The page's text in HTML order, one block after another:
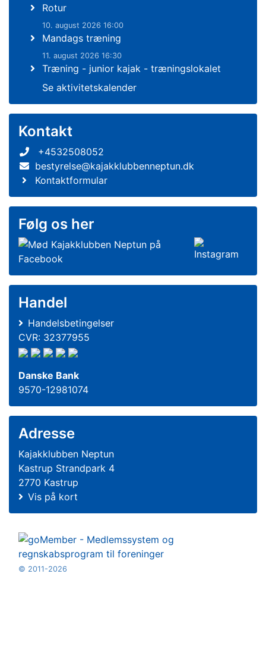
Rotur
10. august 2026 16:00
Mandags træning
11. august 2026 16:30
Træning - junior kajak - træningslokalet
Se aktivitetskalender
Kontakt
+4532508052
bestyrelse@kajakklubbenneptun.dk
Kontaktformular
Følg os her
Handel
Handelsbetingelser
CVR: 32377955
Danske Bank
9570-12981074
Adresse
Kajakklubben Neptun
Kastrup Strandpark 4
2770 Kastrup
Vis på kort
© 2011-2026